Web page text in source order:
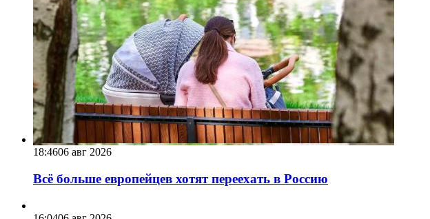
18:4606 авг 2026
Всё больше европейцев хотят переехать в Россию